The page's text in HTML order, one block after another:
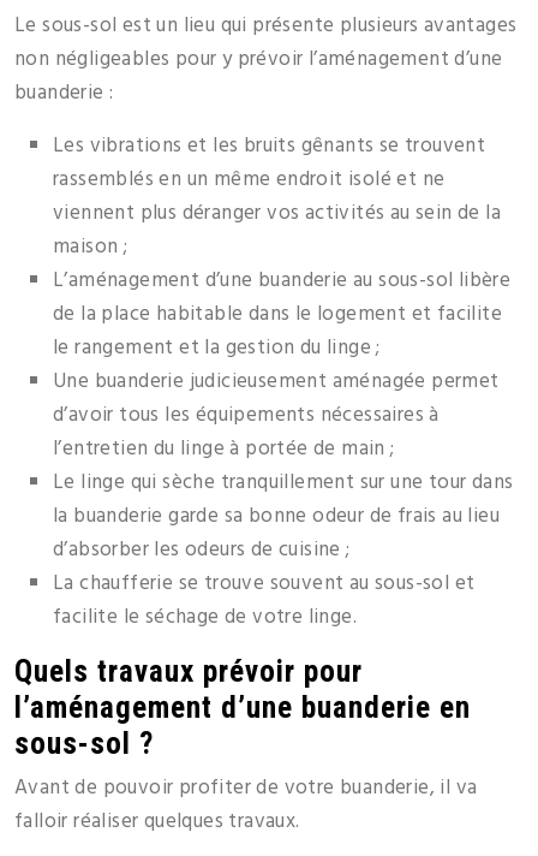
Le sous-sol est un lieu qui présente plusieurs avantages
non négligeables pour y prévoir l’aménagement d’une
buanderie :
Les vibrations et les bruits gênants se trouvent
rassemblés en un même endroit isolé et ne
viennent plus déranger vos activités au sein de la
maison ;
L’aménagement d’une buanderie au sous-sol libère
de la place habitable dans le logement et facilite
le rangement et la gestion du linge ;
Une buanderie judicieusement aménagée permet
d’avoir tous les équipements nécessaires à
l’entretien du linge à portée de main ;
Le linge qui sèche tranquillement sur une tour dans
la buanderie garde sa bonne odeur de frais au lieu
d’absorber les odeurs de cuisine ;
La chaufferie se trouve souvent au sous-sol et
facilite le séchage de votre linge.
Quels travaux prévoir pour
l’aménagement d’une buanderie en
sous-sol ?
Avant de pouvoir profiter de votre buanderie, il va
falloir réaliser quelques travaux.